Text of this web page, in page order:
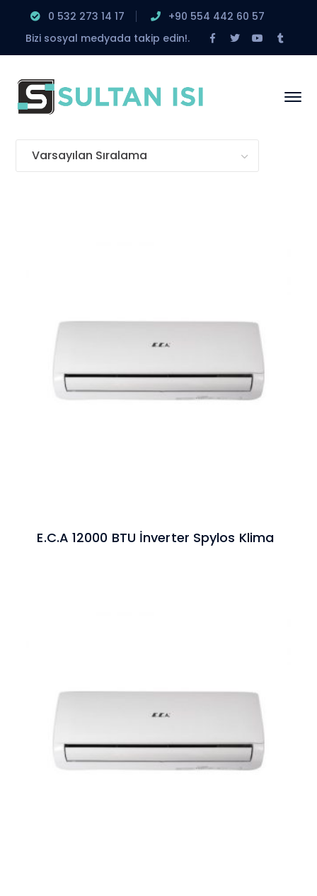
0 532 273 14 17
‎+90 554 442 60 57
Bizi sosyal medyada takip edin!.
Facebook
Profile
Twitter
Profile
Youtube
ProfileProfile
E.C.A 12000 BTU İnverter Spylos Klima